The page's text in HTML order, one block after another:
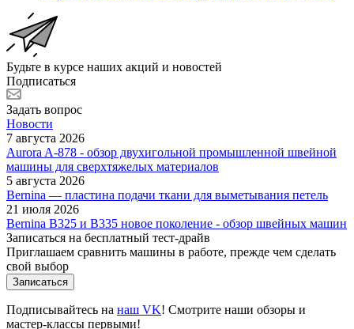
Будьте в курсе наших акций и новостей
Подписаться
Задать вопрос
Новости
7 августа 2026
Aurora A-878 - обзор двухигольной промышленной швейной
машины для сверхтяжелых материалов
5 августа 2026
Bernina — пластина подачи ткани для выметывания петель
21 июля 2026
Bernina B325 и B335 новое поколение - обзор швейных машин
Записаться на бесплатный тест-драйв
Приглашаем сравнить машины в работе, прежде чем сделать
свой выбор
Записаться
Подписывайтесь на наш VK! Смотрите наши обзоры и
мастер-классы первыми!